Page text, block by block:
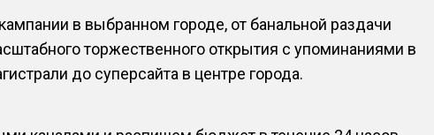
в выбранном городе, от банальной раздачи
торжественного открытия с упоминаниями в
до суперсайта в центре города.